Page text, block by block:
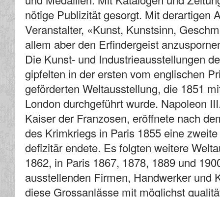
nötige Publizität gesorgt. Mit derartigen
Veranstalter, «Kunst, Kunstsinn,
allem aber den Erfindergeist
Die Kunst- und Industrieausstellungen
gipfelten in der ersten vom englischen
geförderten Weltausstellung, die 1851
London durchgeführt wurde. Napoleon
Kaiser der Franzosen, eröffnete nach
des Krimkriegs in Paris 1855 eine
defizitär endete. Es folgten weitere
1862, in Paris 1867, 1878, 1889 und
ausstellenden Firmen, Handwerker und
diese Grossanlässe mit möglichst